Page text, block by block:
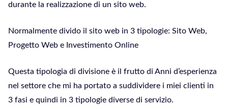
durante la realizzazione di un sito web.
Normalmente divido il sito web in 3 tipologie: Sito Web,
Progetto Web e Investimento Online
Questa tipologia di divisione è il frutto di Anni d’esperienza
nel settore che mi ha portato a suddividere i miei clienti in
3 fasi e quindi in 3 tipologie diverse di servizio.